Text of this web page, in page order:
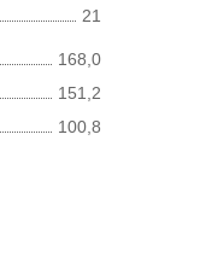
21
168,0
151,2
100,8